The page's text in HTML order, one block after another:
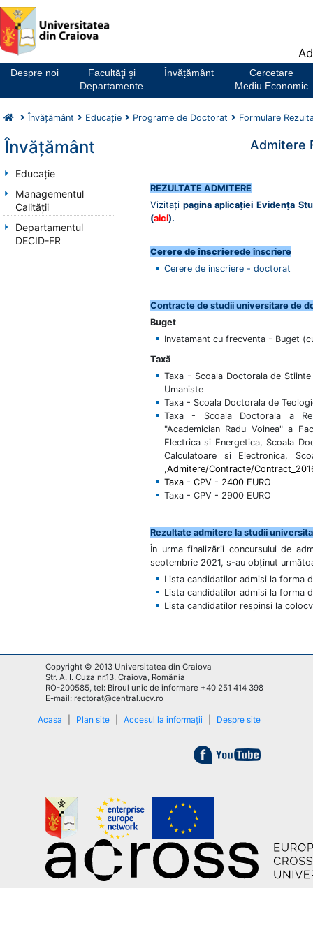
Notă:
Acest
website
un
sistem
accesibilitate.
Despre noi
Facultăţi şi
Departamente
Învățământ
Cercetare
Mediu Economic
Învăţământ Educaţie Programe de Doctorat Formulare
Învăţământ
Educaţie
Managementul
Calității
Departamentul
DECID-FR
Admitere
REZULTATE ADMITERE
Vizitați pagina aplicației Evidența
(aici).
Cerere de înscrierede înscriere
Cerere de inscriere - doctorat
Contracte de studii universitare de
Buget
Invatamant cu frecventa - Buget
Taxă
Taxa - Scoala Doctorala de
Umaniste
Taxa - Scoala Doctorala de
Taxa - Scoala Doctorala a
"Academician Radu Voinea" a
Electrica si Energetica, Scoala
Calculatoare si Electronica,
,Admitere/Contracte/
Taxa - CPV - 2400 EURO
Taxa - CPV - 2900 EURO
Rezultate admitere la studii
În urma finalizării concursului de
septembrie 2021, s-au obținut
Lista candidatilor admisi la forma
Lista candidatilor admisi la forma
Lista candidatilor respinsi la
Copyright © 2013 Universitatea din Craiova
Str. A. I. Cuza nr.13, Craiova, România
RO-200585, tel: Biroul unic de informare +40 251 414 398
E-mail: rectorat@central.ucv.ro
Acasa Plan site Accesul la informații Despre site